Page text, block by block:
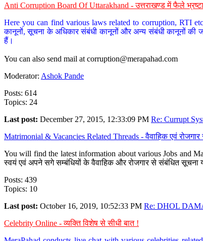
Anti Corruption Board Of Uttarakhand - उत्तराखण्ड में फैले
Here you can find various laws related to corruption, RTI
कानूनों, सूचना के अधिकार संबंधी कानूनों और अन्य संबंधी कानूनों की
हैं।
You can also send mail at corruption@merapahad.com
Moderator: Ashok Pande
Posts: 614
Topics: 24
Last post: December 27, 2015, 12:33:09 PM Re: Currupt
Matrimonial & Vacancies Related Threads - वैवाहिक एवं रोजगार
You will find the latest information about various Jobs and
स्वयं एवं अपने सगे सम्बंधियों के वैवाहिक और रोजगार से संबंधित
Posts: 439
Topics: 10
Last post: October 16, 2019, 10:52:33 PM Re: DHOL
Celebrity Online - व्यक्ति विशेष से सीधी बात !